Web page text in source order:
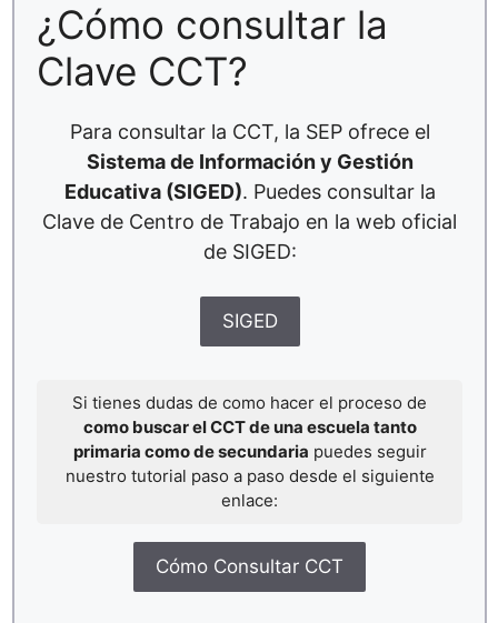
¿Cómo consultar la
Clave CCT?
Para consultar la CCT, la SEP ofrece el
Sistema de Información y Gestión
Educativa (SIGED). Puedes consultar la
Clave de Centro de Trabajo en la web oficial
de SIGED:
SIGED
Si tienes dudas de como hacer el proceso de
como buscar el CCT de una escuela tanto
primaria como de secundaria puedes seguir
nuestro tutorial paso a paso desde el siguiente
enlace:
Cómo Consultar CCT